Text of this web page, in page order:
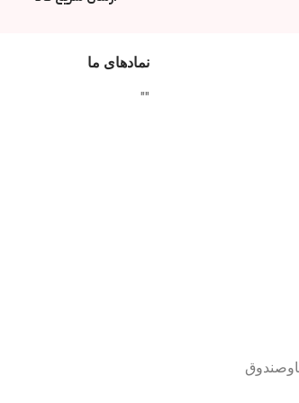
نمادهای ما
"
"